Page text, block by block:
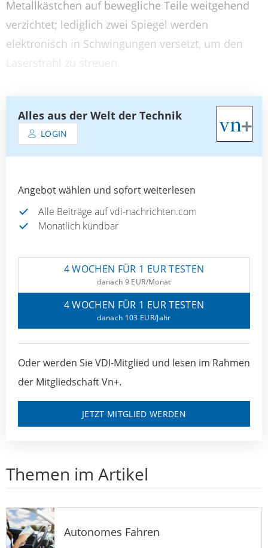
Metallkästchen auf bewegliche Teile weitgehend
verzichtet; lediglich zwei Spiegel werden
elektronisch in Schwingungen versetzt, um den
Laserstrahl zu streuen.
Alles aus der Welt der Technik
LOGIN
Angebot wählen und sofort weiterlesen
Alle Beiträge auf vdi-nachrichten.com
Monatlich kündbar
4 WOCHEN FÜR 1 EUR TESTEN
danach 9 EUR/Monat
4 WOCHEN FÜR 1 EUR TESTEN
danach 103 EUR/Jahr
Oder werden Sie VDI-Mitglied und lesen im Rahmen
der Mitgliedschaft Vn+.
JETZT MITGLIED WERDEN
Themen im Artikel
Autonomes Fahren